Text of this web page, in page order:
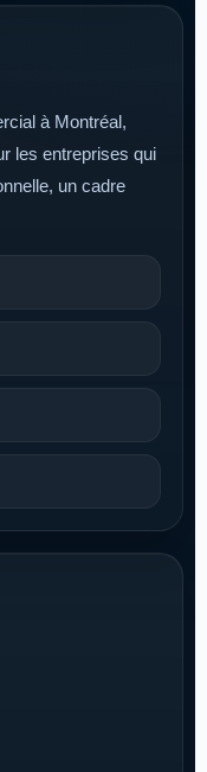
à Montréal,
les entreprises qui
un cadre